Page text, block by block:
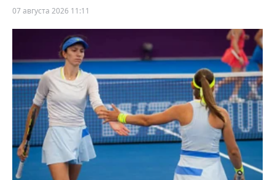
07 августа 2026 11:11